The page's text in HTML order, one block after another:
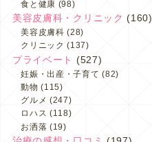
食と健康 (98)
美容皮膚科・クリニック (160)
美容皮膚科 (28)
クリニック (137)
プライベート (527)
妊娠・出産・子育て (82)
動物 (115)
グルメ (247)
ロハス (118)
お洒落 (19)